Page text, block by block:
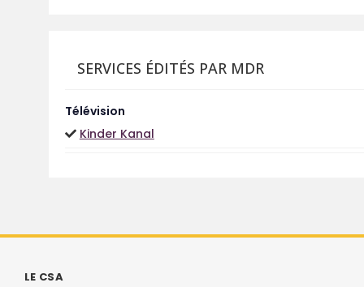
SERVICES ÉDITÉS PAR MDR
Télévision
Kinder Kanal
LE CSA